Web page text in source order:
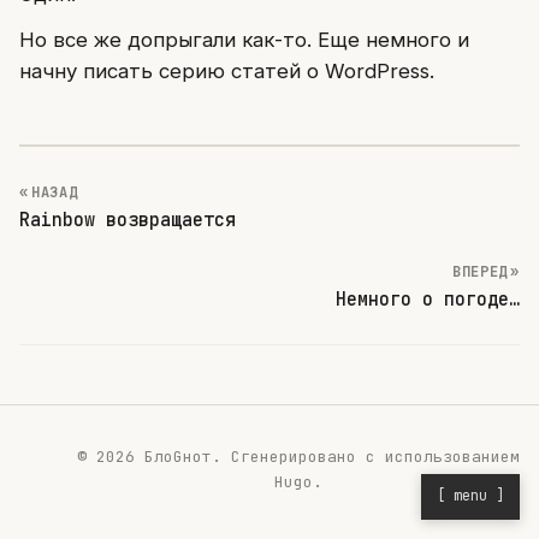
Но все же допрыгали как-то. Еще немного и
начну писать серию статей о WordPress.
« НАЗАД
Rainbow возвращается
ВПЕРЕД »
Немного о погоде…
[ menu ]
© 2026 БлоGнот. Сгенерировано с использованием
Hugo .